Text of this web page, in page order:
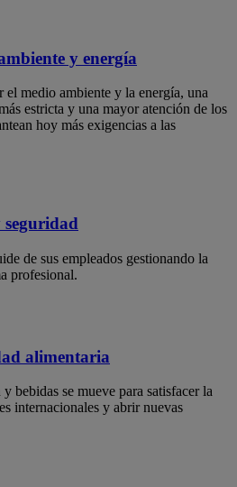
y energía
medio ambiente y la energía, una
estricta y una mayor atención de los
hoy más exigencias a las
de sus empleados gestionando la
profesional.
alimentaria
bebidas se mueve para satisfacer la
internacionales y abrir nuevas